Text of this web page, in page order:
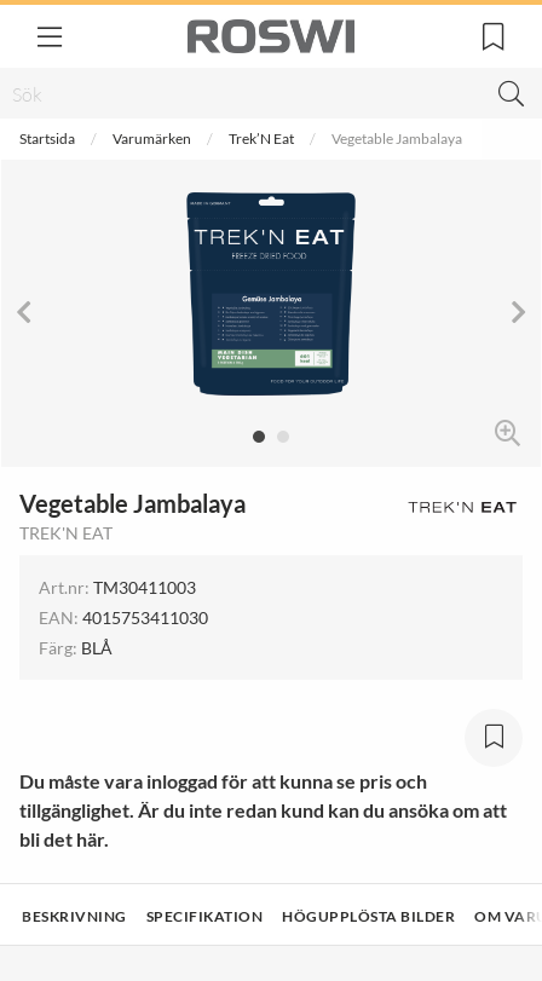
Startsida Varumärken Trek’N Eat Vegetable Jambalaya
Vegetable Jambalaya
TREK'N EAT
Art.nr: TM30411003
EAN: 4015753411030
Färg: BLÅ
Du måste vara inloggad för att kunna se pris och
tillgänglighet. Är du inte redan kund kan du ansöka om att
bli det här.
BESKRIVNING SPECIFIKATION HÖGUPPLÖSTA BILDER OM